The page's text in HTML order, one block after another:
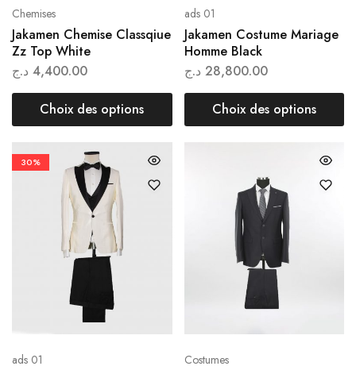
Chemises
Jakamen Chemise Classqiue
Zz Top White
4,400.00 د.ج
Choix des options
ads 01
Jakamen Costume Mariage
Homme Black
28,800.00 د.ج
Choix des options
30%
ads 01 Costumes